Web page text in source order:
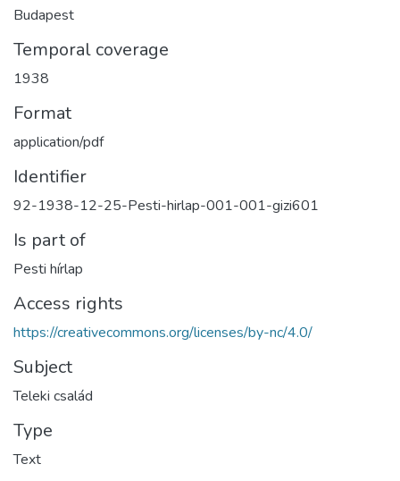
Budapest
Temporal coverage
1938
Format
application/pdf
Identifier
92-1938-12-25-Pesti-hirlap-001-001-gizi601
Is part of
Pesti hírlap
Access rights
https://creativecommons.org/licenses/by-nc/4.0/
Subject
Teleki család
Type
Text